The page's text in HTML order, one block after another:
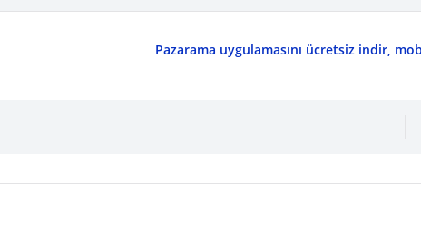
Pazarama uygulamasını ücretsiz indir,